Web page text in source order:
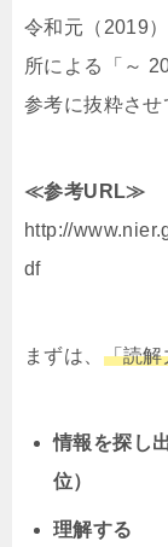
令和元（2019
所による「～
参考に抜粋させ
≪参考URL≫
http://
df
まずは、 「読解
情報を探し
位）
理解する